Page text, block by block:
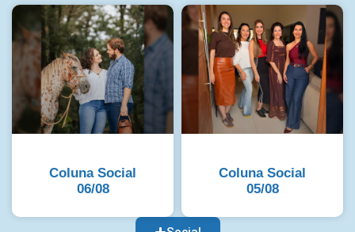
Coluna Social
06/08
Coluna Social
05/08